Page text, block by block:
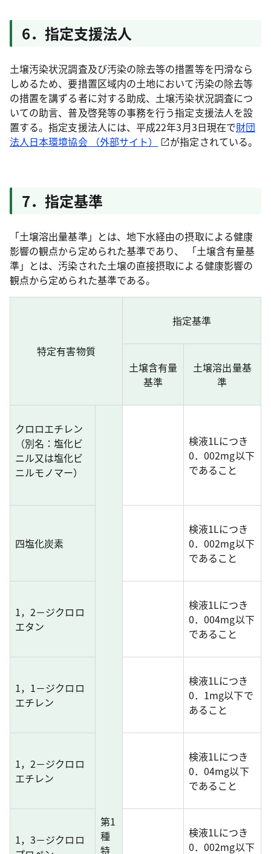
6．指定支援法人
土壌汚染状況調査及び汚染の除去等の措置等を円滑なら
しめるため、要措置区域内の土地において汚染の除去等
の措置を講ずる者に対する助成、土壌汚染状況調査につ
いての助言、普及啓発等の事務を行う指定支援法人を設
置する。指定支援法人には、平成22年3月3日現在で財団
法人日本環境協会 （外部サイト）
が指定されている。
7．指定基準
「土壌溶出量基準」とは、地下水経由の摂取による健康
影響の観点から定められた基準であり、 「土壌含有量基
準」とは、汚染された土壌の直接摂取による健康影響の
観点から定められた基準である。
特定有害物質
指定基準
土壌含有量
基準
土壌溶出量基
準
クロロエチレン
（別名：塩化ビ
ニル又は塩化ビ
ニルモノマー）
第1
種
特
検液1Lにつき
0．002mg以下
であること
四塩化炭素
検液1Lにつき
0．002mg以下
であること
1，2－ジクロロ
エタン
検液1Lにつき
0．004mg以下
であること
1，1－ジクロロ
エチレン
検液1Lにつき
0．1mg以下で
あること
1，2－ジクロロ
エチレン
検液1Lにつき
0．04mg以下
であること
1，3－ジクロロ
検液1Lにつき
0．002mg以下